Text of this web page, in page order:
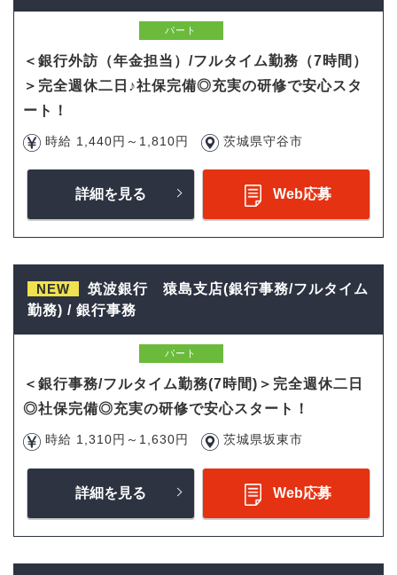
パート
＜銀行外訪（年金担当）/フルタイム勤務（7時間）
＞完全週休二日♪社保完備◎充実の研修で安心スタ
ート！
時給 1,440円～1,810円 茨城県守谷市
詳細を見る Web応募
NEW
筑波銀行 猿島支店(銀行事務/フルタイム
勤務) / 銀行事務
パート
＜銀行事務/フルタイム勤務(7時間)＞完全週休二日
◎社保完備◎充実の研修で安心スタート！
時給 1,310円～1,630円 茨城県坂東市
詳細を見る Web応募